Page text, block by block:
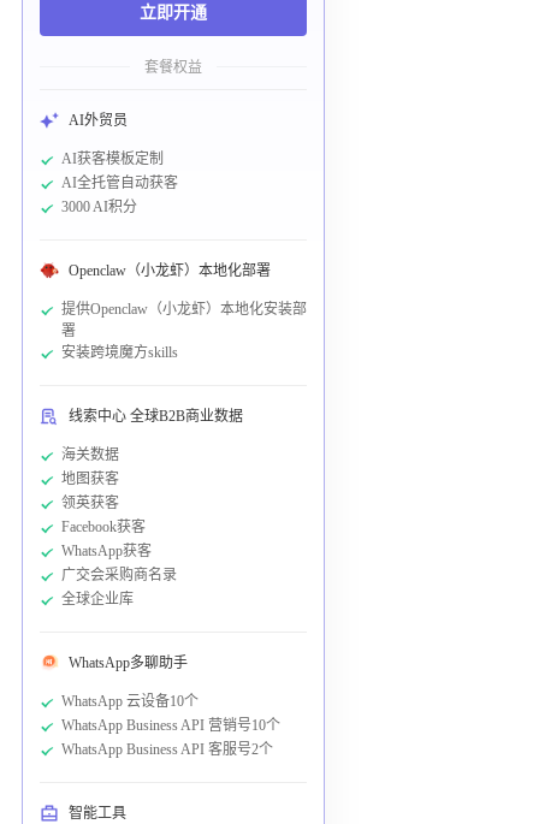
立即开通
套餐权益
AI外贸员
AI获客模板定制
AI全托管自动获客
3000 AI积分
Openclaw（小龙虾）本地化部署
提供Openclaw（小龙虾）本地化安装部
署
安装跨境魔方skills
线索中心 全球B2B商业数据
海关数据
地图获客
领英获客
Facebook获客
WhatsApp获客
广交会采购商名录
全球企业库
WhatsApp多聊助手
WhatsApp 云设备10个
WhatsApp Business API 营销号10个
WhatsApp Business API 客服号2个
智能工具